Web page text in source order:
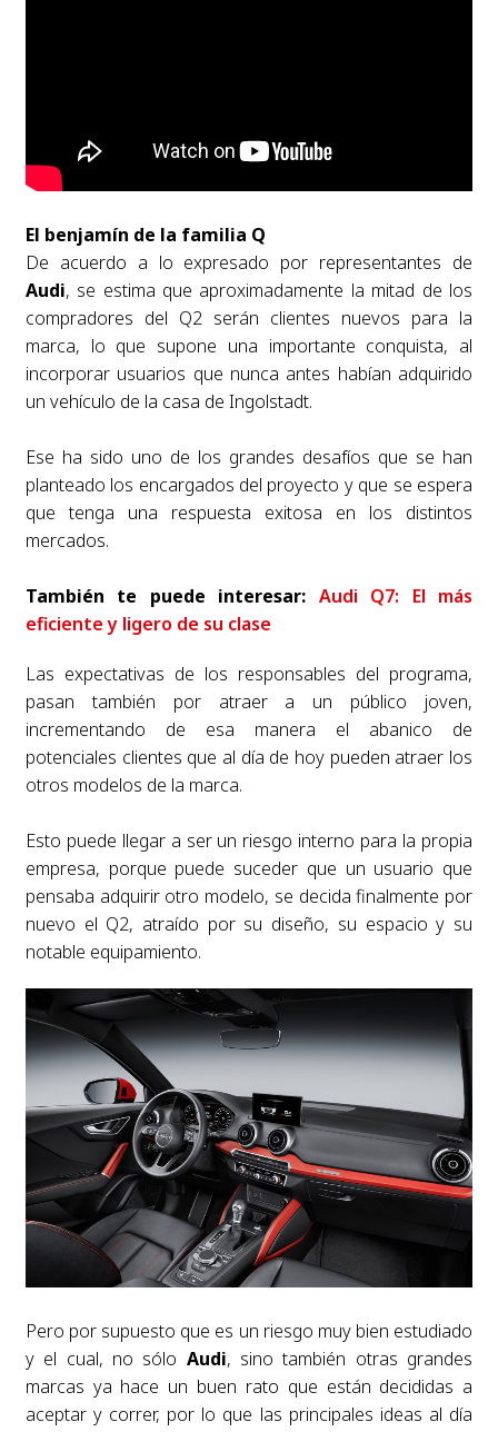
El benjamín de la familia Q
De acuerdo a lo expresado por representantes de
Audi, se estima que aproximadamente la mitad de los
compradores del Q2 serán clientes nuevos para la
marca, lo que supone una importante conquista, al
incorporar usuarios que nunca antes habían adquirido
un vehículo de la casa de Ingolstadt.
Ese ha sido uno de los grandes desafíos que se han
planteado los encargados del proyecto y que se espera
que tenga una respuesta exitosa en los distintos
mercados.
También te puede interesar: Audi Q7: El más
eficiente y ligero de su clase
Las expectativas de los responsables del programa,
pasan también por atraer a un público joven,
incrementando de esa manera el abanico de
potenciales clientes que al día de hoy pueden atraer los
otros modelos de la marca.
Esto puede llegar a ser un riesgo interno para la propia
empresa, porque puede suceder que un usuario que
pensaba adquirir otro modelo, se decida finalmente por
nuevo el Q2, atraído por su diseño, su espacio y su
notable equipamiento.
Pero por supuesto que es un riesgo muy bien estudiado
y el cual, no sólo Audi, sino también otras grandes
marcas ya hace un buen rato que están decididas a
aceptar y correr, por lo que las principales ideas al día